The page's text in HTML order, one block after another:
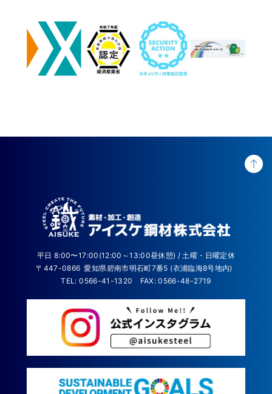
平日 8:00〜17:00(12:00～13:00昼休憩) / 土曜・日曜定休
〒447-0866 愛知県碧南市明石町7番5 (衣浦臨海8号地内)
TEL: 0566-41-1320
FAX: 0566-48-2719